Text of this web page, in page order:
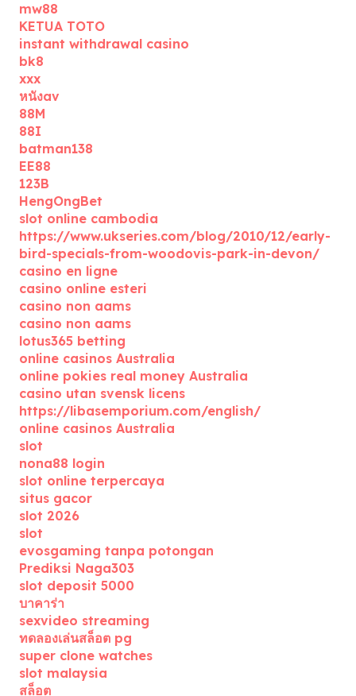
mw88
KETUA TOTO
instant withdrawal casino
bk8
xxx
หนังav
88M
88I
batman138
EE88
123B
HengOngBet
slot online cambodia
https://www.ukseries.com/blog/2010/12/early-
bird-specials-from-woodovis-park-in-devon/
casino en ligne
casino online esteri
casino non aams
casino non aams
lotus365 betting
online casinos Australia
online pokies real money Australia
casino utan svensk licens
https://libasemporium.com/english/
online casinos Australia
slot
nona88 login
slot online terpercaya
situs gacor
slot 2026
slot
evosgaming tanpa potongan
Prediksi Naga303
slot deposit 5000
บาคาร่า
sexvideo streaming
ทดลองเล่นสล็อต pg
super clone watches
slot malaysia
สล็อต